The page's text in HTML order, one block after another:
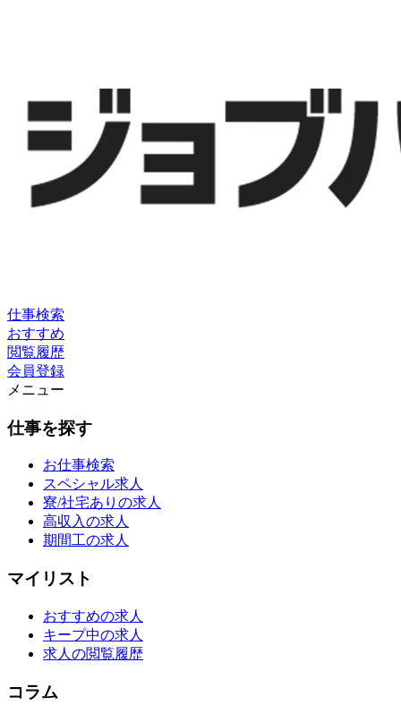
仕事検索
おすすめ
閲覧履歴
会員登録
メニュー
仕事を探す
お仕事検索
スペシャル求人
寮/社宅ありの求人
高収入の求人
期間工の求人
マイリスト
おすすめの求人
キープ中の求人
求人の閲覧履歴
コラム